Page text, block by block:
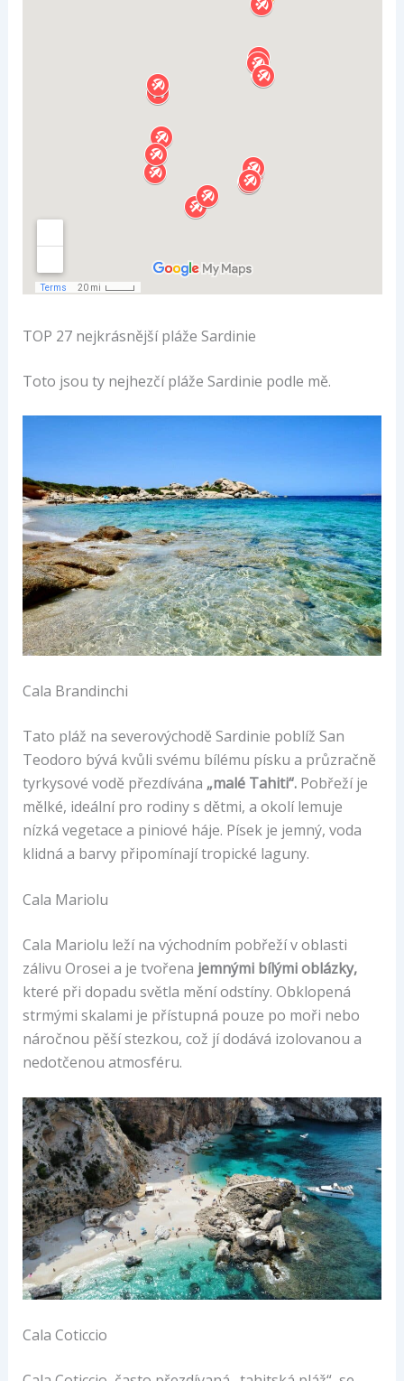
TOP 27 nejkrásnější pláže Sardinie
Toto jsou ty nejhezčí pláže Sardinie podle mě.
Cala Brandinchi
Tato pláž na severovýchodě Sardinie poblíž San
Teodoro bývá kvůli svému bílému písku a průzračně
tyrkysové vodě přezdívána „malé Tahiti“.Pobřeží je
mělké, ideální pro rodiny s dětmi, a okolí lemuje
nízká vegetace a piniové háje. Písek je jemný, voda
klidná a barvy připomínají tropické laguny.
Cala Mariolu
Cala Mariolu leží na východním pobřeží v oblasti
zálivu Orosei a je tvořena jemnými bílými oblázky,
které při dopadu světla mění odstíny. Obklopená
strmými skalami je přístupná pouze po moři nebo
náročnou pěší stezkou, což jí dodává izolovanou a
nedotčenou atmosféru.
Cala Coticcio